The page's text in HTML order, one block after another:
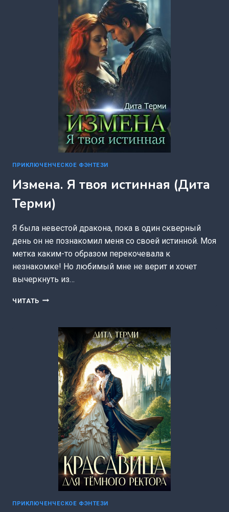
ДРАКОНА
ТЕРМИ)
ПРИКЛЮЧЕНЧЕСКОЕ ФЭНТЕЗИ
Измена. Я твоя истинная (Дита
Терми)
Я была невестой дракона, пока в один скверный
день он не познакомил меня со своей истинной. Моя
метка каким-то образом перекочевала к
незнакомке! Но любимый мне не верит и хочет
вычеркнуть из…
ЧИТАТЬ ИЗМЕНА.
ИСТИННАЯ
(ДИТА
ТЕРМИ)
ПРИКЛЮЧЕНЧЕСКОЕ ФЭНТЕЗИ